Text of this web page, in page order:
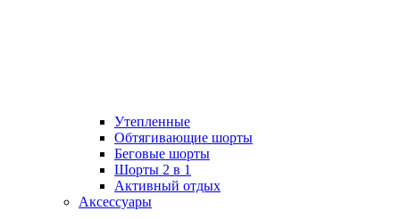
Утепленные
Обтягивающие шорты
Беговые шорты
Шорты 2 в 1
Активный отдых
Аксессуары